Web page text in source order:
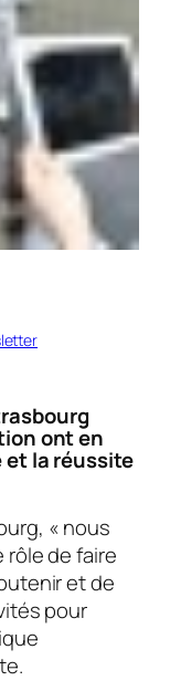
ont en
et la réussite
«nous
de faire
et de
pour